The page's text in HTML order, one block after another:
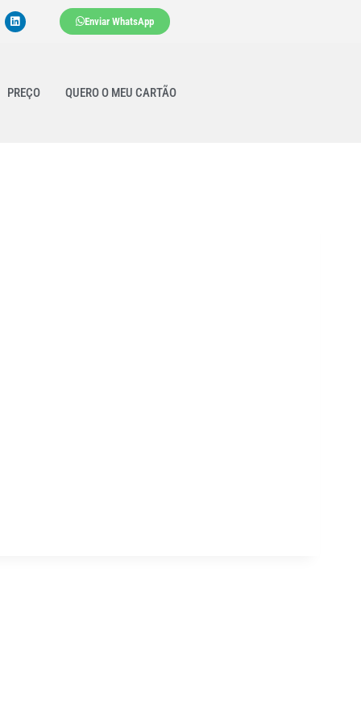
Enviar WhatsApp
PREÇO QUERO O MEU CARTÃO